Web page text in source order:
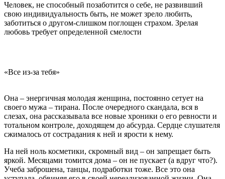
Человек, не способный позаботится о себе, не развивший
свою индивидуальность быть, не может зрело любить,
заботиться о другом-слишком поглощен страхом. Зрелая
любовь требует определенной смелости
«Все из-за тебя»
Она – энергичная молодая женщина, постоянно сетует на
своего мужа – тирана. После очередного скандала, вся в
слезах, она рассказывала все новые хроники о его ревности и
тотальном контроле, доходящем до абсурда. Сердце слушателя
сжималось от сострадания к ней и ярости к нему.
На ней ноль косметики, скромный вид – он запрещает быть
яркой. Месяцами томится дома – он не пускает (а вдруг что?).
Учеба заброшена, танцы, подработки тоже. Все это она